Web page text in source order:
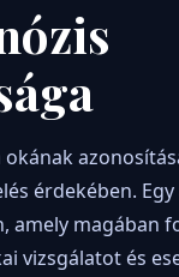
érdekében.
amely magában
vizsgálatot és